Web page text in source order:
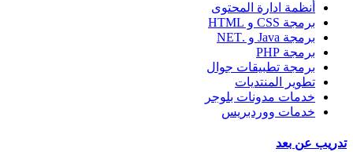
أنظمة ادارة المحتوى
برمجة CSS و HTML
برمجة Java و .NET
برمجة PHP
برمجة تطبيقات جوال
تطوير المنتديات
خدمات مدونات بلوجر
خدمات ووردبريس
تدريب عن بعد